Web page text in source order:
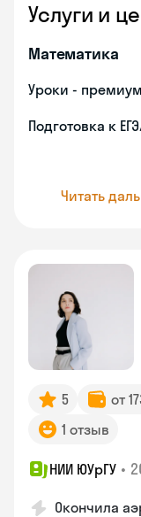
Услуги и
Математика
Уроки - премиум
Подготовка к
Читать
5 от
1 отзыв
НИИ ЮУрГУ •
Окончила